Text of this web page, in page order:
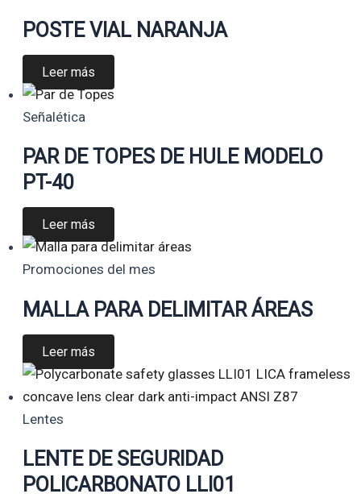
POSTE VIAL NARANJA
Leer más
Señalética
PAR DE TOPES DE HULE MODELO
PT-40
Leer más
Promociones del mes
MALLA PARA DELIMITAR ÁREAS
Leer más
Lentes
LENTE DE SEGURIDAD
POLICARBONATO LLI01